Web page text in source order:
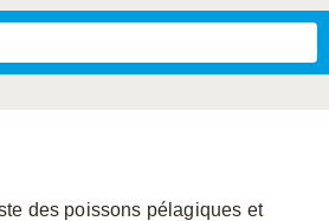
des poissons pélagiques et